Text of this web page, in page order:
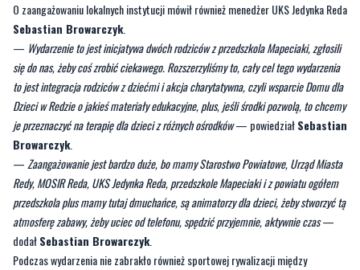
wspierać tego typu akcje. I z tego też powodu myślę, że nie jest to pierwsza ani
ostatnia edycja tego typu wydarzenia, którego będę chciała być współorganizatorką
— powiedziałaKinga Szczepankowska.
O zaangażowaniu lokalnych instytucji mówił również menedżer UKS Jedynka Reda
Sebastian Browarczyk.
—Wydarzenie to jest inicjatywa dwóch rodziców z przedszkola Mapeciaki, zgłosili
się do nas, żeby coś zrobić ciekawego. Rozszerzyliśmy to, cały cel tego wydarzenia
to jest integracja rodziców z dziećmi i akcja charytatywna, czyli wsparcie Domu dla
Dzieci w Redzie o jakieś materiały edukacyjne, plus, jeśli środki pozwolą, to chcemy
je przeznaczyć na terapię dla dzieci z różnych ośrodków— powiedziałSebastian
Browarczyk.
—Zaangażowanie jest bardzo duże, bo mamy Starostwo Powiatowe, Urząd Miasta
Redy, MOSIR Reda, UKS Jedynka Reda, przedszkole Mapeciaki i z powiatu ogółem
przedszkola plus mamy tutaj dmuchańce, są animatorzy dla dzieci, żeby stworzyć tą